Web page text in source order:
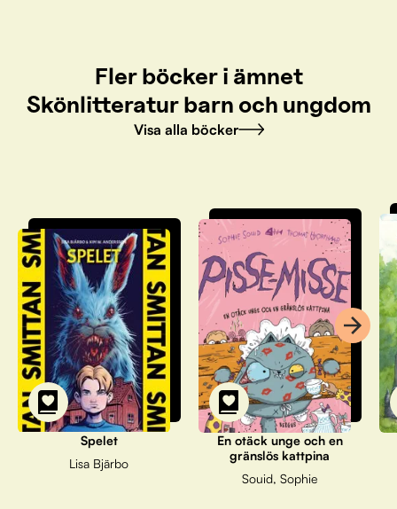
Fler böcker i ämnet
Skönlitteratur barn och ungdom
Visa alla böcker
Spelet
Lisa Bjärbo
En otäck unge och en
gränslös kattpina
Souid, Sophie